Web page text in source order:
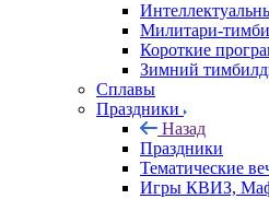
Милитари-
Короткие
Зимний
Сплавы
Праздники
Назад
Праздники
Тематические
Игры КВИЗ,